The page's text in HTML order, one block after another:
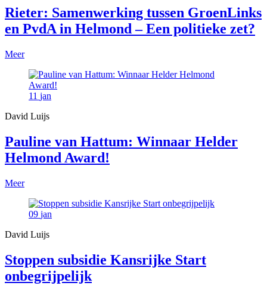
Rieter: Samenwerking tussen GroenLinks
en PvdA in Helmond – Een politieke zet?
Meer
11 jan
David Luijs
Pauline van Hattum: Winnaar Helder
Helmond Award!
Meer
09 jan
David Luijs
Stoppen subsidie Kansrijke Start
onbegrijpelijk